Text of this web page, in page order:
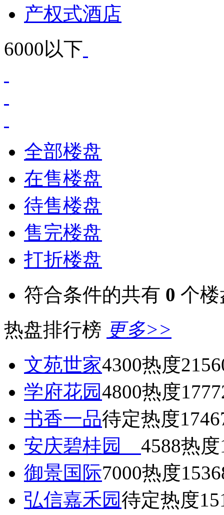
产权式酒店
6000以下
全部楼盘
在售楼盘
待售楼盘
售完楼盘
打折楼盘
符合条件的共有 0 个楼
热盘排行榜 更多>>
文苑世家4300热度
学府花园4800热度
书香一品待定热度
安庆碧桂园 4588热度
御景国际7000热度
弘信嘉禾园待定热度